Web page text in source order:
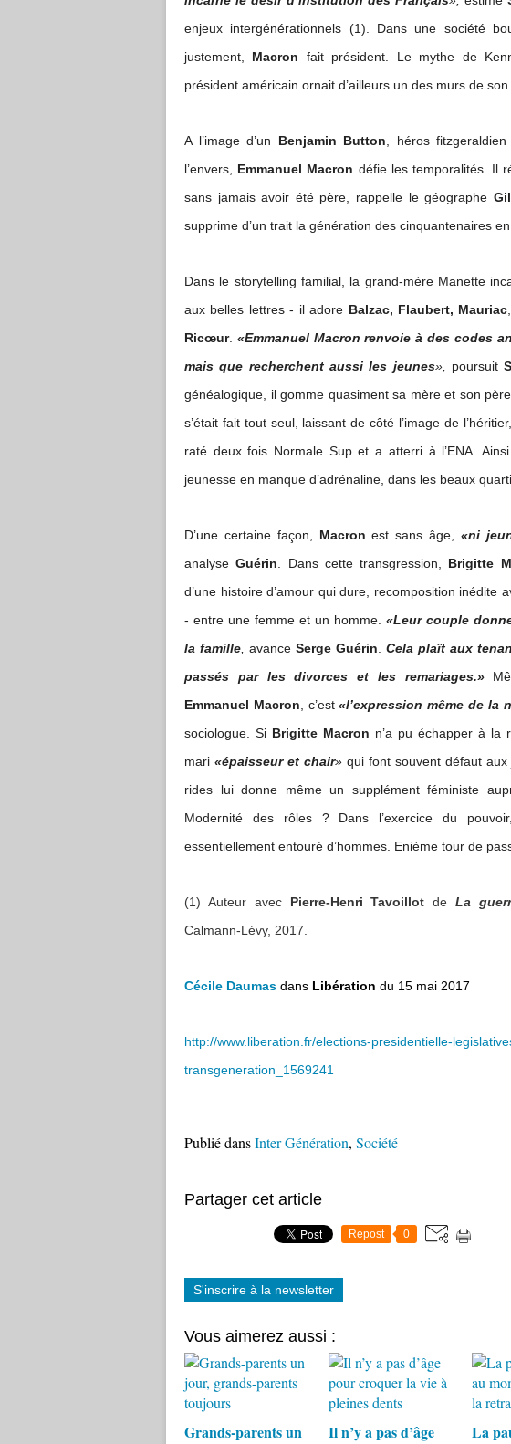
enjeux intergénérationnels (1). Dans une société
justement, Macron fait président. Le mythe de
président américain ornait d’ailleurs un des murs de
A l’image d’un Benjamin Button , héros
l’envers, Emmanuel Macron défie les temporalités. Il
sans jamais avoir été père, rappelle le géographe
supprime d’un trait la génération des cinquantenaires
Dans le storytelling familial, la grand-mère Manette
aux belles lettres - il adore Balzac, Flaubert, Mauriac
Ricœur. «Emmanuel Macron renvoie à des codes
mais que recherchent aussi les jeunes», poursuit
généalogique, il gomme quasiment sa mère et son
s’était fait tout seul, laissant de côté l’image de
raté deux fois Normale Sup et a atterri à l’ENA.
jeunesse en manque d’adrénaline, dans les beaux
D’une certaine façon, Macron est sans âge, «ni
analyseGuérin . Dans cette transgression, Brigitte
d’une histoire d’amour qui dure, recomposition inédite
- entre une femme et un homme. «Leur couple
la famille avance Serge Guérin
Cela plaît aux
passés par les divorces et les remariages.»
Emmanuel Macron , c’est«l’expression même de la
sociologue. Si Brigitte Macron n’a pu échapper à la
mari «épaisseur et chair»qui font souvent défaut aux
rides lui donne même un supplément féministe
Modernité des rôles ? Dans l’exercice du
essentiellement entouré d’hommes. Enième tour de
(1) Auteur avec Pierre-Henri Tavoillot deLa
Calmann-Lévy, 2017.
Cécile Daumas dans Libération du 15 mai 2017
http://www.liberation.fr/elections-presidentielle-
transgeneration_1569241
Publié dansInter Génération, Société
Partager cet article
Repost 0
S'inscrire à la newsletter
Vous aimerez aussi :
Grands-parents un
Il n’y a pas d’âge
La